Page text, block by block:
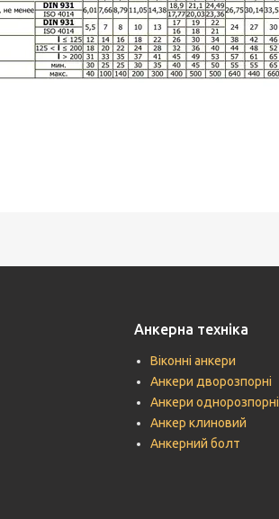
Анкерна техніка
Віконні анкери
Анкери дворозпорні
Анкери однорозпорні
Анкер клиновий
Анкерний болт